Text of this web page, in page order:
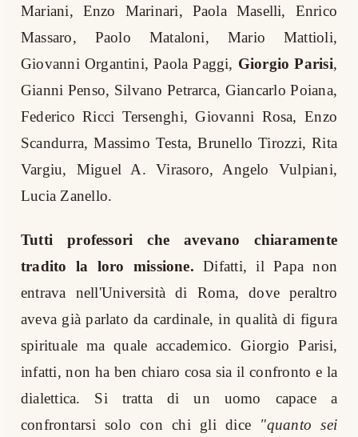
Mariani, Enzo Marinari, Paola Maselli, Enrico
Massaro, Paolo Mataloni, Mario Mattioli,
Giovanni Organtini, Paola Paggi, Giorgio Parisi,
Gianni Penso, Silvano Petrarca, Giancarlo Poiana,
Federico Ricci Tersenghi, Giovanni Rosa, Enzo
Scandurra, Massimo Testa, Brunello Tirozzi, Rita
Vargiu, Miguel A. Virasoro, Angelo Vulpiani,
Lucia Zanello.
Tutti professori che avevano chiaramente
tradito la loro missione. Difatti, il Papa non
entrava nell'Università di Roma, dove peraltro
aveva già parlato da cardinale, in qualità di figura
spirituale ma quale accademico. Giorgio Parisi,
infatti, non ha ben chiaro cosa sia il confronto e la
dialettica. Si tratta di un uomo capace a
confrontarsi solo con chi gli dice "quanto sei